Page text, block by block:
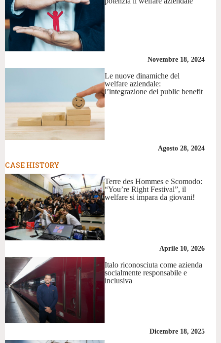
Novembre 18, 2024
Le nuove dinamiche del
welfare aziendale:
l’integrazione dei public benefit
Agosto 28, 2024
CASE HISTORY
Terre des Hommes e Scomodo:
“You’re Right Festival”, il
welfare si impara da giovani!
Aprile 10, 2026
Italo riconosciuta come azienda
socialmente responsabile e
inclusiva
Dicembre 18, 2025